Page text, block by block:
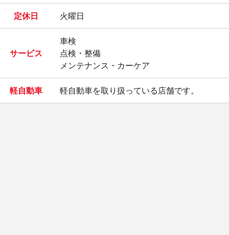
定休日 火曜日
サービス
車検
点検・整備
メンテナンス・カーケア
軽自動車 軽自動車を取り扱っている店舗です。